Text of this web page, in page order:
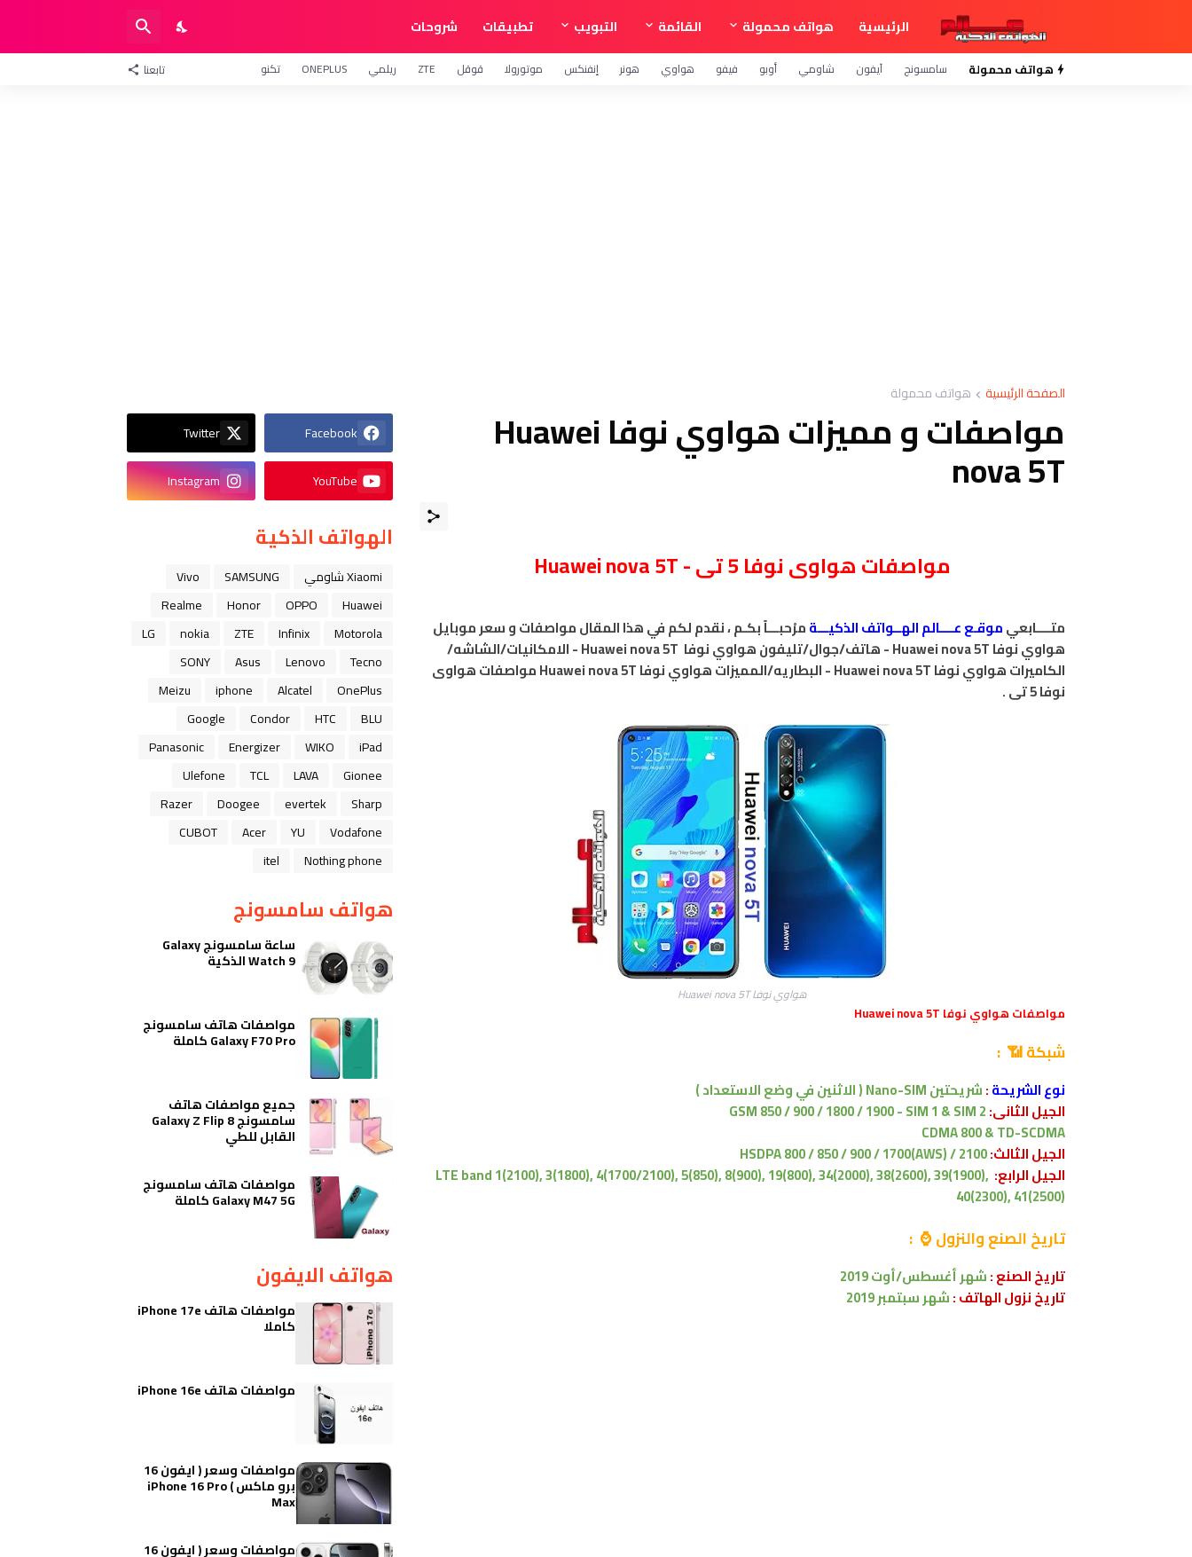
الرئيسية هواتف محمولة القائمة التبويب تطبيقات شروحات
هواتف محمولة سامسونج آيفون شاومي أوبو فيفو هواوي هونر إنفنكس موتورولا قوقل ZTE ريلمي ONEPLUS تكنو تابعنا
الصفحة الرئيسية هواتف محمولة
مواصفات و مميزات هواوي نوفا Huawei
nova 5T
مواصفات هواوى نوفا 5 تى - Huawei nova 5T
متــــابعيموقـع عــــالم الهــواتف الذكيـــةمرْحبـــاً بكـم ، نقدم لكم في هذا المقال مواصفات و سعر موبايل
هواوي نوفا Huawei nova 5T - هاتف/جوال/تليفون هواوي نوفا Huawei nova 5T
-الامكانيات/الشاشه/
الكاميرات هواوي نوفا Huawei nova 5T - البطاريه/المميزات
هواوي نوفا
Huawei nova 5T مواصفات هواوى
نوفا 5 تى .
هواوي نوفا Huawei nova 5T
مواصفات هواوي نوفا Huawei nova 5T
شبكة 📶 :
نوع الشريحة:شريحتين Nano-SIM ( الاثنين في وضع الاستعداد )
الجيل الثانى:GSM 850 / 900 / 1800 / 1900 - SIM 1 & SIM 2
CDMA 800 & TD-SCDMA
الجيل الثالث:HSDPA 800 / 850 / 900 / 1700(AWS) / 2100
الجيل الرابع: LTE band 1(2100), 3(1800), 4(1700/2100), 5(850), 8(900), 19(800), 34(2000), 38(2600), 39(1900),
40(2300), 41(2500)
تاريخ الصنع والنزول ⌚ :
تاريخ الصنع :شهر أغسطس/أوت 2019
تاريخ نزول الهاتف :شهر سبتمبر 2019
Facebook
Twitter
YouTube
Instagram
الهواتف الذكية
Xiaomi شاومي SAMSUNG
Vivo
Huawei
OPPO
Honor
Realme
Motorola
Infinix
ZTE
nokia
LG
Tecno
Lenovo
Asus
SONY
OnePlus
Alcatel
iphone
Meizu
BLU
HTC
Condor
Google
iPad
WIKO
Energizer
Panasonic
Gionee
LAVA
TCL
Ulefone
Sharp
evertek
Doogee
Razer
Vodafone
YU
Acer
CUBOT
Nothing phone
itel
هواتف سامسونج
ساعة سامسونج Galaxy
Watch 9 الذكية
مواصفات هاتف سامسونج
Galaxy F70 Pro كاملة
جميع مواصفات هاتف
سامسونج Galaxy Z Flip 8
القابل للطي
مواصفات هاتف سامسونج
Galaxy M47 5G كاملة
هواتف الايفون
مواصفات هاتف iPhone 17e
كاملا
مواصفات هاتف iPhone 16e
مواصفات وسعر ( ايفون 16
برو ماكس ) iPhone 16 Pro
Max
مواصفات وسعر ( ايفون 16